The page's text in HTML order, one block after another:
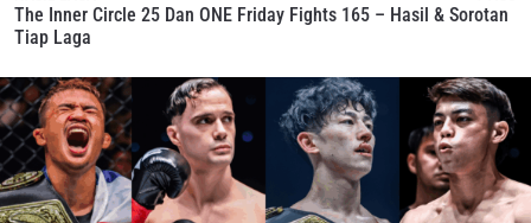
The Inner Circle 25 Dan ONE Friday Fights 165 – Hasil & Sorotan
Tiap Laga